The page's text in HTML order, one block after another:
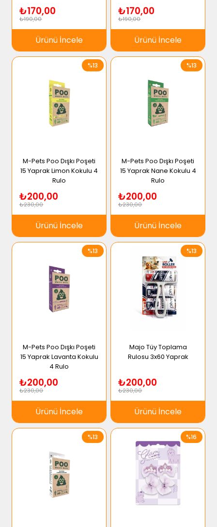
₺170,00
₺190,00
Ürünü İncele
₺170,00
₺190,00
Ürünü İncele
M-Pets Poo Dışkı Poşeti
15 Yaprak Limon Kokulu 4
Rulo
₺200,00
₺230,00
Ürünü İncele
%13
M-Pets Poo Dışkı Poşeti
15 Yaprak Nane Kokulu 4
Rulo
₺200,00
₺230,00
Ürünü İncele
%13
M-Pets Poo Dışkı Poşeti
15 Yaprak Lavanta Kokulu
4 Rulo
₺200,00
₺230,00
Ürünü İncele
%13
Majo Tüy Toplama
Rulosu 3x60 Yaprak
₺200,00
₺230,00
Ürünü İncele
%13
%13 %16